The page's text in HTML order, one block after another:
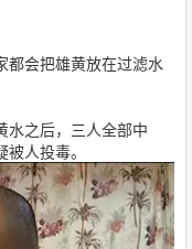
都会把雄黄放在过滤水
水之后，三人全部中
人投毒。